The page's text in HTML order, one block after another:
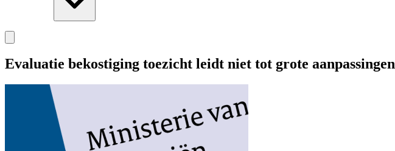
Evaluatie bekostiging toezicht leidt niet tot grote aanpassingen